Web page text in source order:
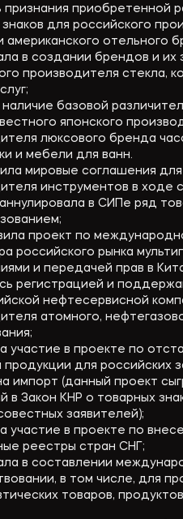
признания приобретенной
для российского
американского отельного
в создании брендов и их
производителя стекла,
наличие базовой
японского
люксового бренда
и мебели для ванн.
мировые соглашения
инструментов в ходе
в СИПе ряд
проект по
российского рынка
и передачей прав в
регистрацией и
нефтесервисной
атомного,
участие в проекте по
для российских
импорт (данный проект
в Закон КНР о товарных
заявителей);
участие в проекте по
реестры стран СНГ;
в составлении
в том числе, для
товаров,